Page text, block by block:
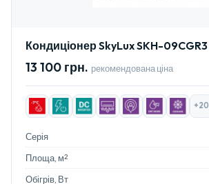
Кондиціонер SkyLux SKH-09CGR3
13 100 грн. рекомендована ціна
+20
Серія
Площа, м²
Обігрів, Вт